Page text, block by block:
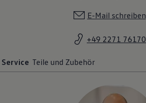
E-Mail schreiben
+49 2271 76170
Service Teile und Zubehör